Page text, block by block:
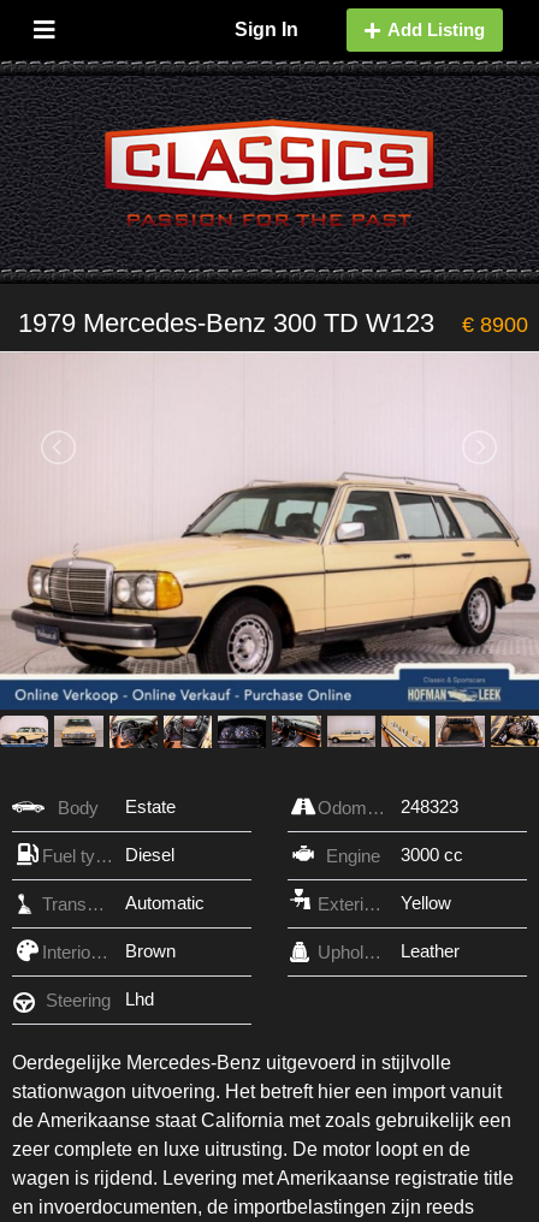
Sign In Add Listing
1979 Mercedes-Benz 300 TD W123 € 8900
Body Estate Odometer 248323
Fuel type Diesel Engine 3000 cc
Transmission Automatic Exterior Color Yellow
Interior Color Brown Upholstery Leather
Steering Lhd
Oerdegelijke Mercedes-Benz uitgevoerd in stijlvolle
stationwagon uitvoering. Het betreft hier een import vanuit
de Amerikaanse staat California met zoals gebruikelijk een
zeer complete en luxe uitrusting. De motor loopt en de
wagen is rijdend. Levering met Amerikaanse registratie title
en invoerdocumenten, de importbelastingen zijn reeds